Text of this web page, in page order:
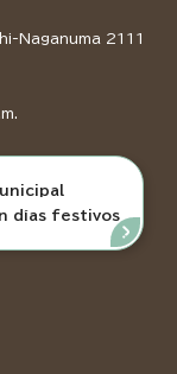
Naganuma 2111
días festivos